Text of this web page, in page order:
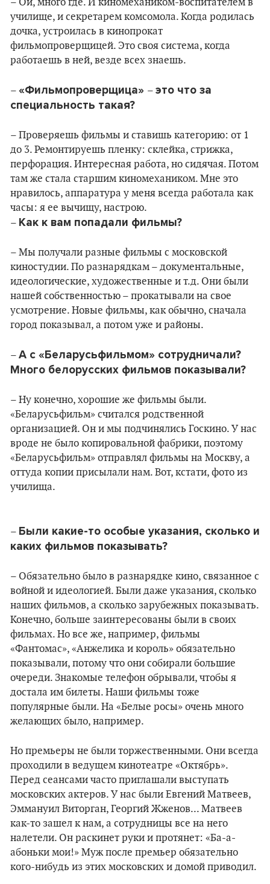
– Ой, много где. И киномехаником-воспитателем в
училище, и секретарем комсомола. Когда родилась
дочка, устроилась в кинопрокат
фильмопроверщицей. Это своя система, когда
работаешь в ней, везде всех знаешь.
– «Фильмопроверщица» – это что за
специальность такая?
– Проверяешь фильмы и ставишь категорию: от 1
до 3. Ремонтируешь пленку: склейка, стрижка,
перфорация. Интересная работа, но сидячая. Потом
там же стала старшим киномехаником. Мне это
нравилось, аппаратура у меня всегда работала как
часы: я ее вычищу, настрою.
– Как к вам попадали фильмы?
– Мы получали разные фильмы с московской
киностудии. По разнарядкам – документальные,
идеологические, художественные и т.д. Они были
нашей собственностью – прокатывали на свое
усмотрение. Новые фильмы, как обычно, сначала
город показывал, а потом уже и районы.
– А с «Беларусьфильмом» сотрудничали?
Много белорусских фильмов показывали?
– Ну конечно, хорошие же фильмы были.
«Беларусьфильм» считался родственной
организацией. Он и мы подчинялись Госкино. У нас
вроде не было копировальной фабрики, поэтому
«Беларусьфильм» отправлял фильмы на Москву, а
оттуда копии присылали нам. Вот, кстати, фото из
училища.
– Были какие-то особые указания, сколько и
каких фильмов показывать?
– Обязательно было в разнарядке кино, связанное с
войной и идеологией. Были даже указания, сколько
наших фильмов, а сколько зарубежных показывать.
Конечно, больше заинтересованы были в своих
фильмах. Но все же, например, фильмы
«Фантомас», «Анжелика и король» обязательно
показывали, потому что они собирали большие
очереди. Знакомые телефон обрывали, чтобы я
достала им билеты. Наши фильмы тоже
популярные были. На «Белые росы» очень много
желающих было, например.
Но премьеры не были торжественными. Они всегда
проходили в ведущем кинотеатре «Октябрь».
Перед сеансами часто приглашали выступать
московских актеров. У нас были Евгений Матвеев,
Эммануил Виторган, Георгий Жженов... Матвеев
как-то зашел к нам, а сотрудницы все на него
налетели. Он раскинет руки и протянет: «Ба-а-
абоньки мои!» Муж после премьер обязательно
кого-нибудь из этих московских и домой приводил.